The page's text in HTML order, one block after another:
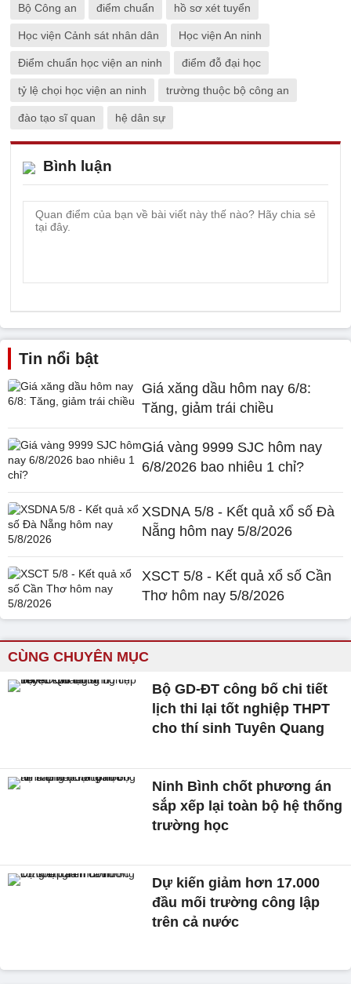
Bộ Công an điểm chuẩn hồ sơ xét tuyển
Học viện Cảnh sát nhân dân Học viện An ninh
Điểm chuẩn học viện an ninh điểm đỗ đại học
tỷ lệ chọi học viện an ninh trường thuộc bộ công an
đào tạo sĩ quan hệ dân sự
Bình luận
Tin nổi bật
Giá xăng dầu hôm nay 6/8:
Tăng, giảm trái chiều
Giá vàng 9999 SJC hôm nay
6/8/2026 bao nhiêu 1 chỉ?
XSDNA 5/8 - Kết quả xổ số Đà
Nẵng hôm nay 5/8/2026
XSCT 5/8 - Kết quả xổ số Cần
Thơ hôm nay 5/8/2026
CÙNG CHUYÊN MỤC
Bộ GD-ĐT công bố chi tiết
lịch thi lại tốt nghiệp THPT
cho thí sinh Tuyên Quang
Ninh Bình chốt phương án
sắp xếp lại toàn bộ hệ thống
trường học
Dự kiến giảm hơn 17.000
đầu mối trường công lập
trên cả nước